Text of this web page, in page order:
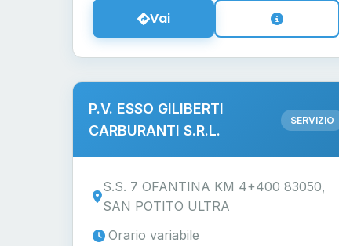
Vai
P.V. ESSO GILIBERTI
CARBURANTI S.R.L.
SERVIZIO
S.S. 7 OFANTINA KM 4+400 83050,
SAN POTITO ULTRA
Orario variabile